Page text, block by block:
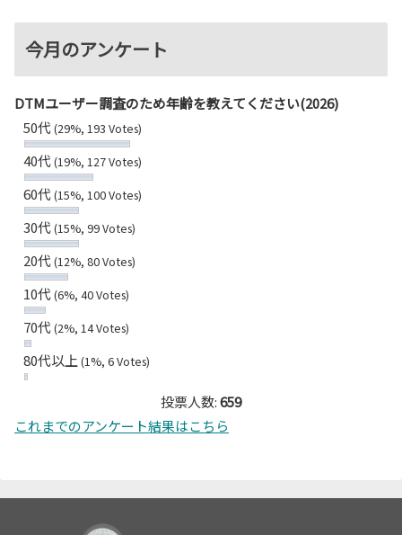
今月のアンケート
DTMユーザー調査のため年齢を教えてください(2026)
50代(29%, 193 Votes)
40代(19%, 127 Votes)
60代(15%, 100 Votes)
30代(15%, 99 Votes)
20代(12%, 80 Votes)
10代(6%, 40 Votes)
70代(2%, 14 Votes)
80代以上 (1%, 6 Votes)
投票人数:659
これまでのアンケート結果はこちら